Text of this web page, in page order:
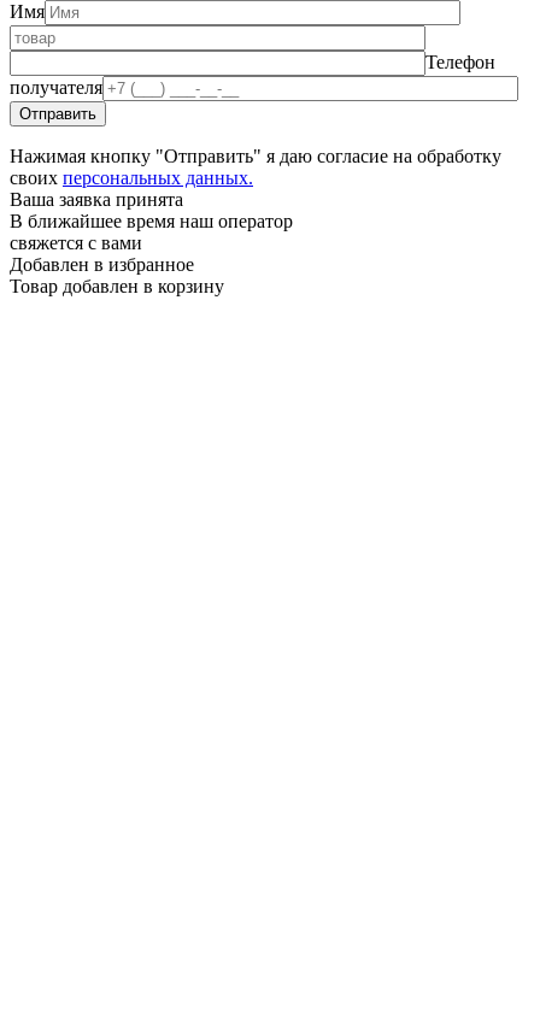
Имя
Телефон
получателя
Нажимая кнопку "Отправить" я даю согласие на обработку
своих персональных данных.
Ваша заявка принята
В ближайшее время наш оператор
свяжется с вами
Добавлен в избранное
Товар добавлен в корзину